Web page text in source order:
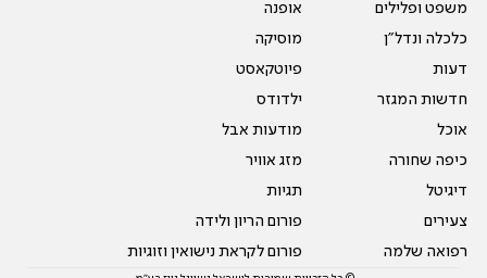
משפט ופלילים
כלכלה ונדל"ן
דעות
חדשות המגזר
אוכל
כיפה שחורה
דיגיטל
צעירים
רפואה שלמה
אופנה
מוסיקה
פיוטקאסט
ילדודס
מודעות אבל
מזג אוויר
תגיות
פורום הריון ולידה
פורום לקראת נישואין וזוגיות